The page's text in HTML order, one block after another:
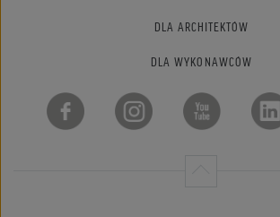
DLA ARCHITEKTÓW
DLA WYKONAWCÓW